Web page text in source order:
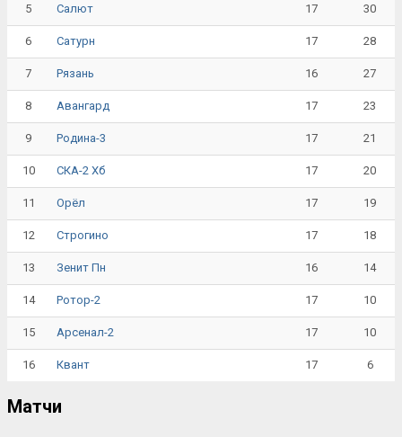
5 Салют 17 30
6 Сатурн 17 28
7 Рязань 16 27
8 Авангард 17 23
9 Родина-3 17 21
10 СКА-2 Хб 17 20
11 Орёл 17 19
12 Строгино 17 18
13 Зенит Пн 16 14
14 Ротор-2 17 10
15 Арсенал-2 17 10
16 Квант 17 6
Матчи